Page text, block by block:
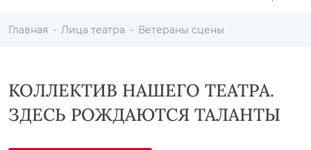
Главная Лица театра Ветераны сцены
КОЛЛЕКТИВ НАШЕГО ТЕАТРА.
ЗДЕСЬ РОЖДАЮТСЯ ТАЛАНТЫ